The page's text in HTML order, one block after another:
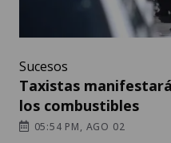
Sucesos
Taxistas
los combustibles
05:54 PM, AGO 02